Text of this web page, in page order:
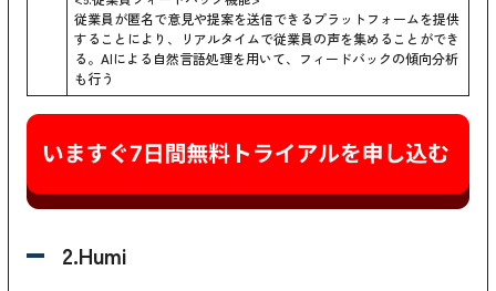
従業員が匿名で意見や提案を送信できるプラットフォームを提供
することにより、リアルタイムで従業員の声を集めることができ
る。AIによる自然言語処理を用いて、フィードバックの傾向分析
も行う
2.Humi